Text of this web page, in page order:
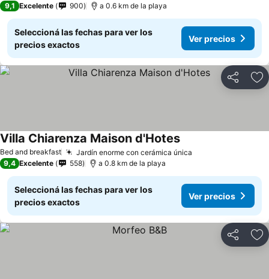
9,1 Excelente 900 a 0.6 km de la playa
Seleccioná las fechas para ver los
precios exactos
Ver precios
Compartir
Bed and breakfast Jardín enorme con cerámica única
Villa Chiarenza Maison d'Hotes
9,4 Excelente 558 a 0.8 km de la playa
Seleccioná las fechas para ver los
precios exactos
Ver precios
Compartir